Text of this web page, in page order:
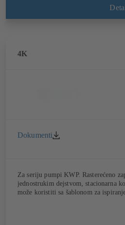
4K
Dokumenti
Za seriju pumpi KWP. Rasterećeno
jednostrukim dejstvom, stacionarna
može koristiti sa šablonom za